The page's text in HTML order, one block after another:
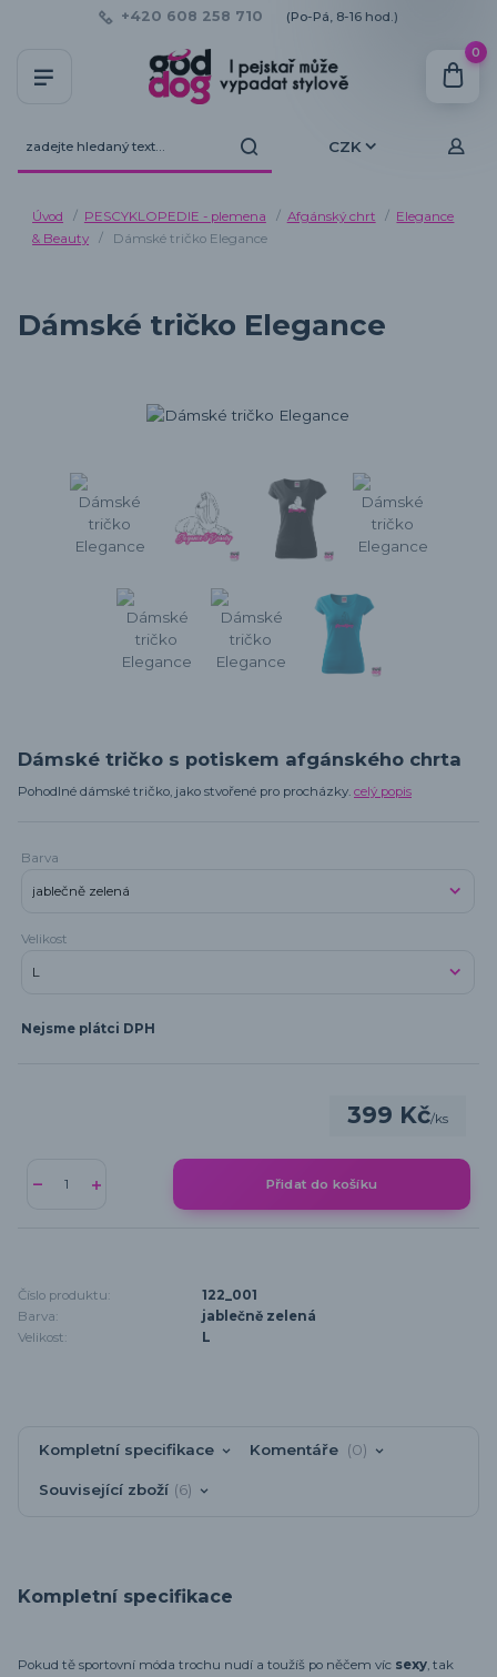
CZK
+420 608 258 710 (Po-Pá, 8-16 hod.)
0
Úvod PESCYKLOPEDIE - plemena Afgánský chrt
Elegance
& Beauty
Dámské tričko Elegance
Dámské tričko Elegance
Dámské tričko s potiskem afgánského chrta
Pohodlné dámské tričko, jako stvořené pro procházky. celý popis
Barva
Velikost
Nejsme plátci DPH
399 Kč/ks
Přidat do košíku
Číslo produktu:
122_001
Barva:
jablečně zelená
Velikost:
L
Kompletní specifikace Komentáře 0
Související zboží 6
Kompletní specifikace
Pokud tě sportovní móda trochu nudí a toužíš po něčem víc sexy, tak